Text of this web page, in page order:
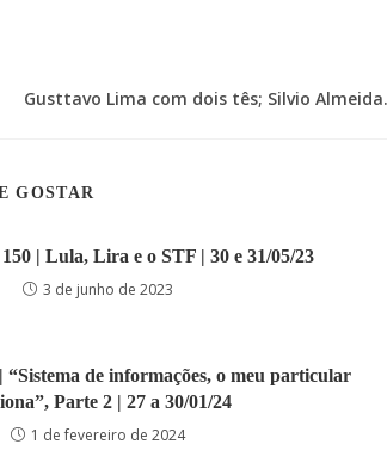
Gusttavo Lima com dois tês; Silvio Almeida.
GOSTAR
| Lula, Lira e o STF | 30 e 31/05/23
3 de junho de 2023
“Sistema de informações, o meu particular
Parte 2 | 27 a 30/01/24
1 de fevereiro de 2024